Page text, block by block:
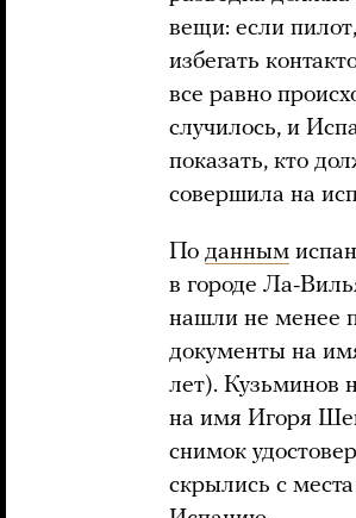
вещи: если
избегать
все равно
случилось, и
показать, кто
совершила на
По данным
в городе Ла-
нашли не менее
документы на
лет). Кузьминов
на имя Игоря
снимок
скрылись с